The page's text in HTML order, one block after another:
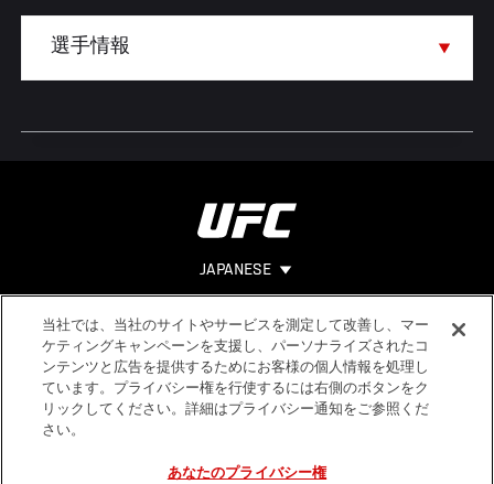
JAPANESE
Footer ヘルプ
法的事項
利用規約
個人情報保
当社では、当社のサイトやサービスを測定して改善し、マー
ケティングキャンペーンを支援し、パーソナライズされたコ
ンテンツと広告を提供するためにお客様の個人情報を処理し
ています。プライバシー権を行使するには右側のボタンをク
リックしてください。詳細はプライバシー通知をご参照くだ
さい。
あなたのプライバシー権